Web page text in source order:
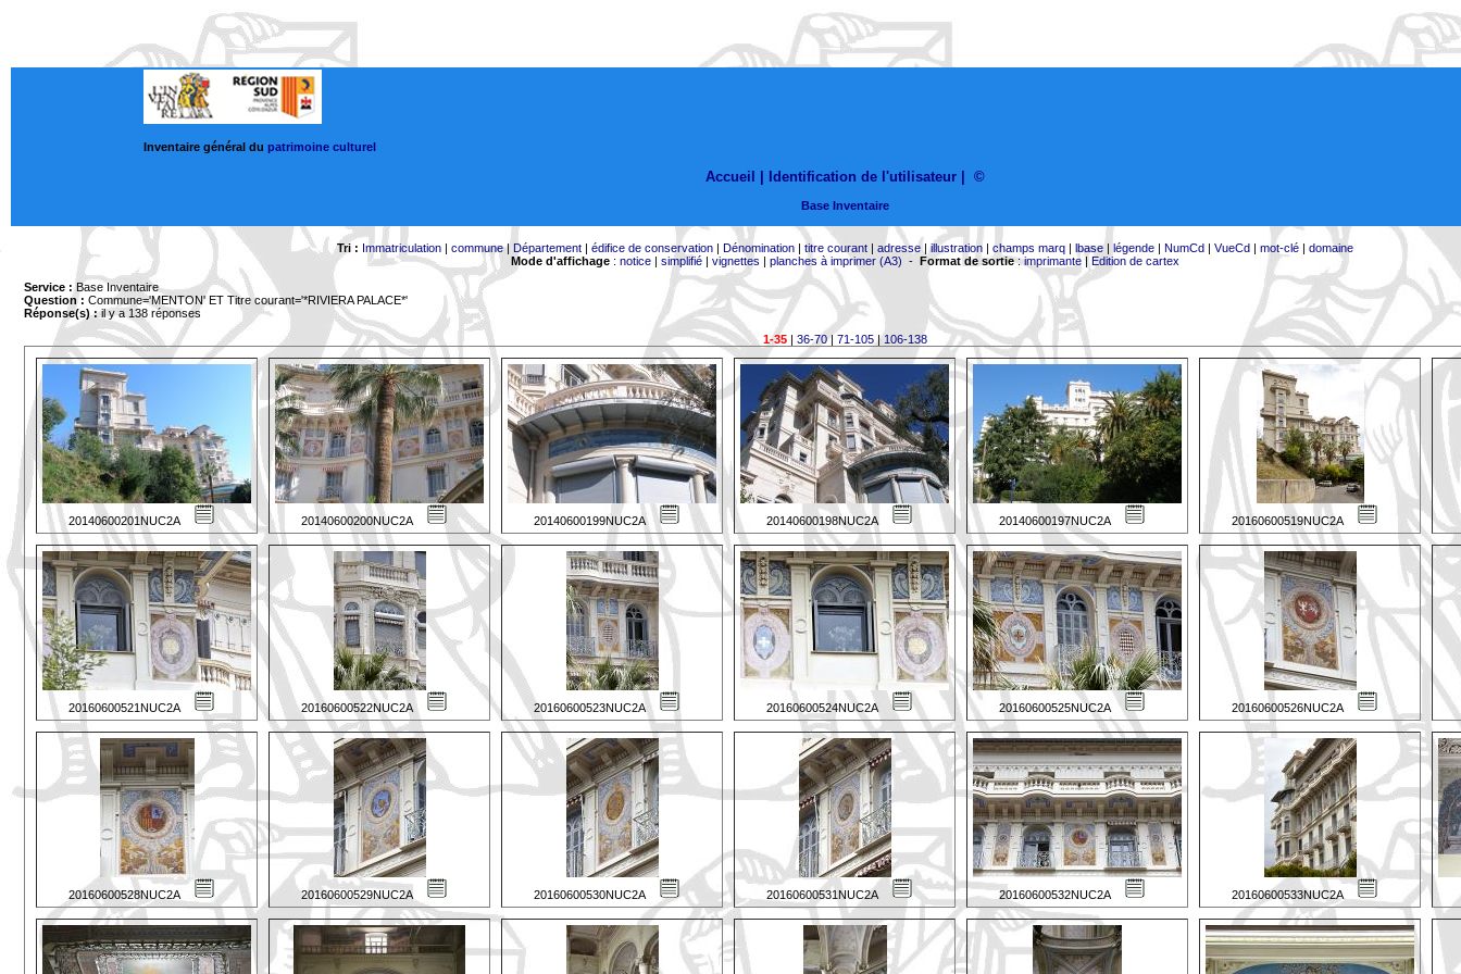
Inventaire général du patrimoine culturel
Accueil | Identification de l'utilisateur ©
Base Inventaire
Tri : Immatriculation| commune| Département| édifice de conservation| Dénomination| titre courant| adresse|illustration| champs marq| lbase| légende| NumCd| VueCd| mot-clé| domaine
Mode d'affichage: notice| simplifié| vignettes | planches à imprimer (A3) - Format de sortie:imprimante| Edition de cartex
Service : Base Inventaire
Question : Commune='MENTON' ET Titre courant='*RIVIERA PALACE*'
Réponse(s) :il y a 138 réponses
1-35| 36-70| 71-105|106-138
20140600201NUC2A 20140600200NUC2A 20140600199NUC2A 20140600198NUC2A 20140600197NUC2A 20160600519NUC2A
20160600521NUC2A 20160600522NUC2A 20160600523NUC2A 20160600524NUC2A 20160600525NUC2A 20160600526NUC2A
20160600528NUC2A 20160600529NUC2A 20160600530NUC2A 20160600531NUC2A 20160600532NUC2A 20160600533NUC2A